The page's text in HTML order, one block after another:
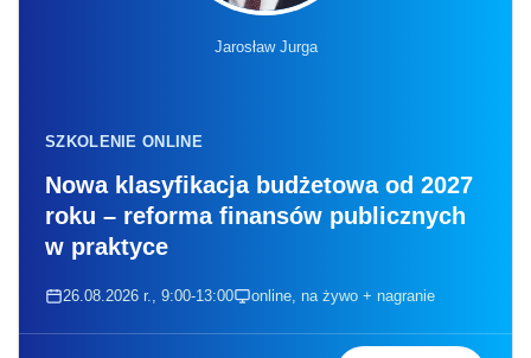
Jarosław Jurga
SZKOLENIE ONLINE
Nowa klasyfikacja budżetowa od 2027
roku – reforma finansów publicznych
w praktyce
26.08.2026 r., 9:00-13:00 online, na żywo + nagranie